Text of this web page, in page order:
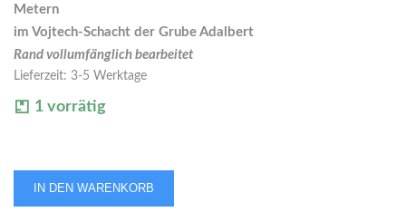
Metern
im Vojtech-Schacht der Grube Adalbert
Rand vollumfänglich bearbeitet
Lieferzeit: 3-5 Werktage
1 vorrätig
Österreich
IN DEN WARENKORB